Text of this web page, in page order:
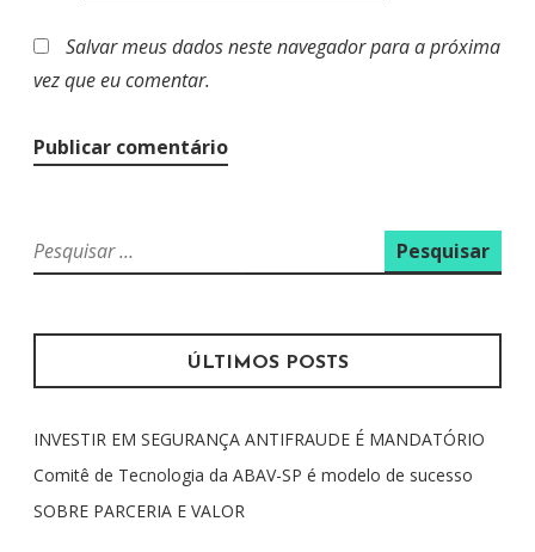
Salvar meus dados neste navegador para a próxima
vez que eu comentar.
P
e
q
i
a
r
p
ÚLTIMOS POSTS
INVESTIR EM SEGURANÇA ANTIFRAUDE É MANDATÓRIO
Comitê de Tecnologia da ABAV-SP é modelo de sucesso
SOBRE PARCERIA E VALOR